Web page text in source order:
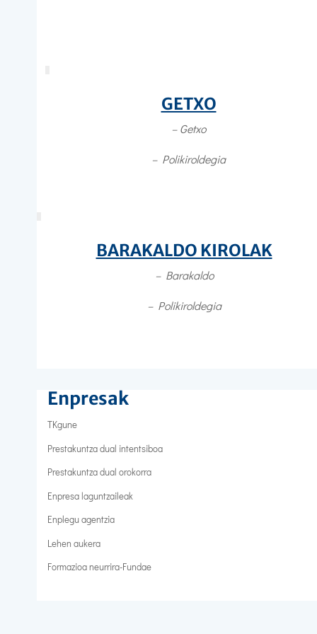
GETXO
– Getxo
– Polikiroldegia
BARAKALDO KIROLAK
– Barakaldo
– Polikiroldegia
Enpresak
TKgune
Prestakuntza dual intentsiboa
Prestakuntza dual orokorra
Enpresa laguntzaileak
Enplegu agentzia
Lehen aukera
Formazioa neurrira-Fundae